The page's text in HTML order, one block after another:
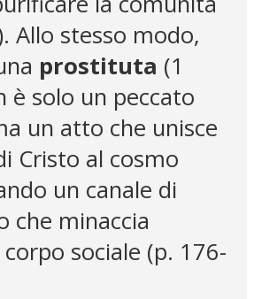
Allo stesso modo,
prostituta (1
è solo un peccato
un atto che unisce
Cristo al cosmo
un canale di
che minaccia
sociale (p. 176-